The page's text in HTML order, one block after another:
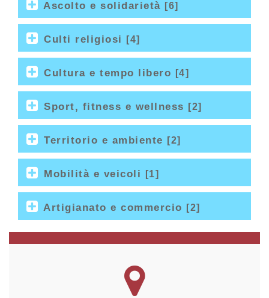
Ascolto e solidarietà [6]
Culti religiosi [4]
Cultura e tempo libero [4]
Sport, fitness e wellness [2]
Territorio e ambiente [2]
Mobilità e veicoli [1]
Artigianato e commercio [2]